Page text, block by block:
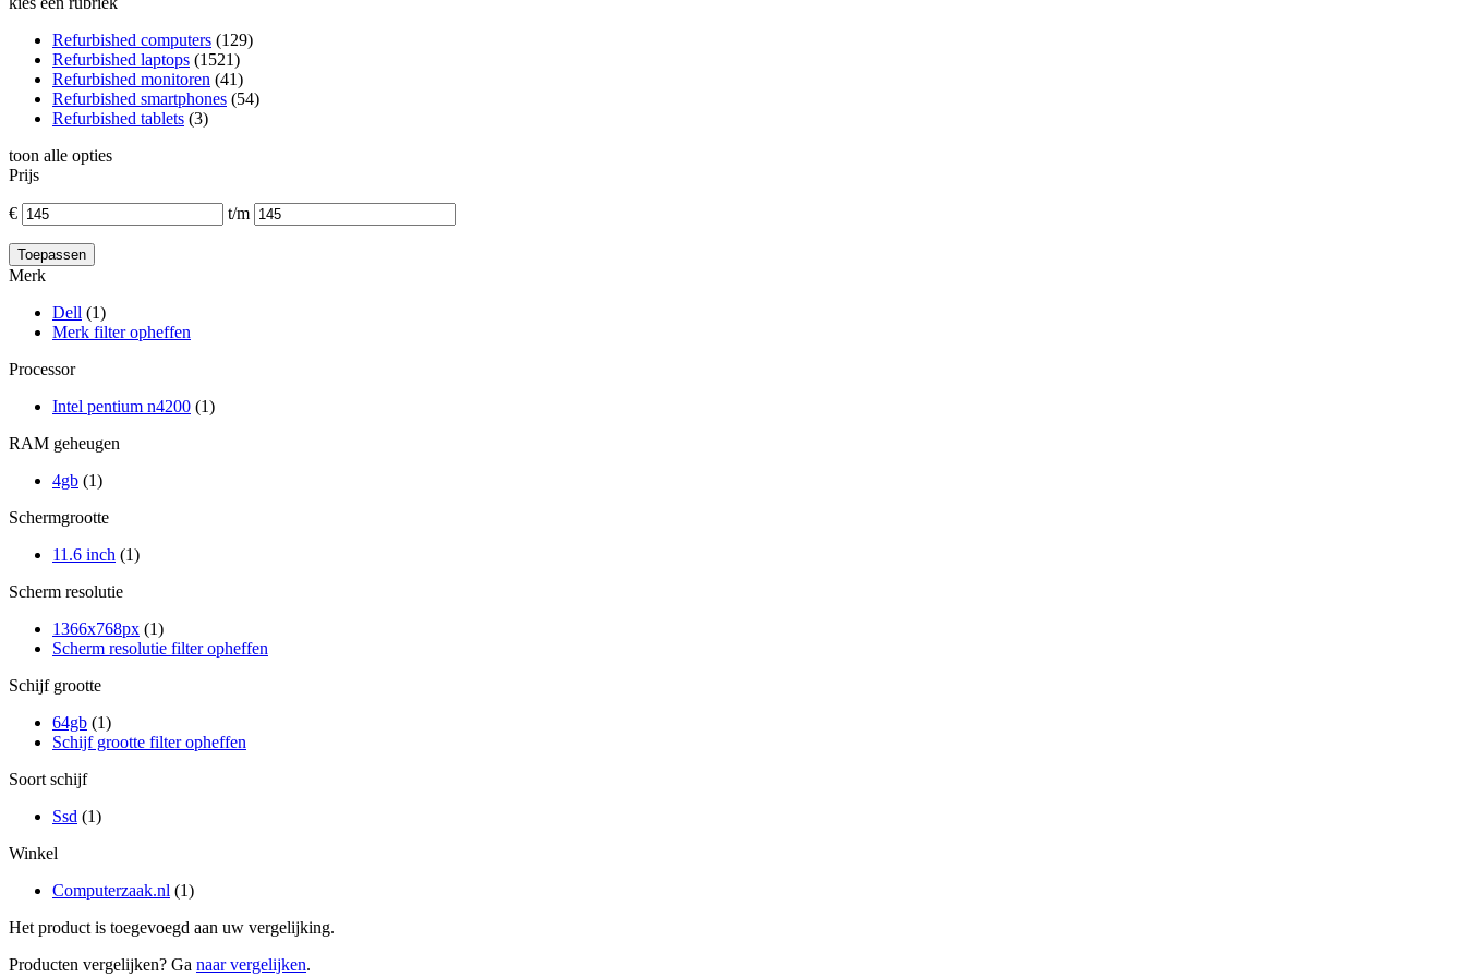
Refurbished computers (129)
Refurbished laptops (1521)
Refurbished monitoren (41)
Refurbished smartphones (54)
Refurbished tablets (3)
toon alle opties
Prijs
€ t/m
Merk
Dell (1)
Merk filter opheffen
Processor
Intel pentium n4200 (1)
RAM geheugen
4gb (1)
Schermgrootte
11.6 inch (1)
Scherm resolutie
1366x768px (1)
Scherm resolutie filter opheffen
Schijf grootte
64gb (1)
Schijf grootte filter opheffen
Soort schijf
Ssd (1)
Winkel
Computerzaak.nl (1)
Het product is toegevoegd aan uw vergelijking.
Producten vergelijken? Ga naar vergelijken.